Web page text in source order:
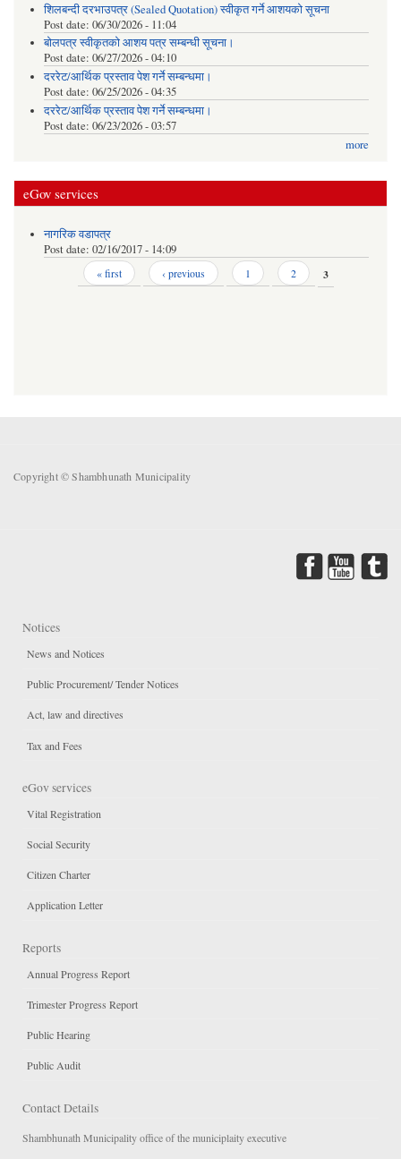
शिलबन्दी दरभाउपत्र (Sealed Quotation) स्वीकृत गर्ने आशयको सूचना
Post date: 06/30/2026 - 11:04
बोलपत्र स्वीकृतको आशय पत्र सम्बन्धी सूचना।
Post date: 06/27/2026 - 04:10
दररेट/आर्थिक प्रस्ताव पेश गर्ने सम्बन्धमा।
Post date: 06/25/2026 - 04:35
दररेट/आर्थिक प्रस्ताव पेश गर्ने सम्बन्धमा।
Post date: 06/23/2026 - 03:57
more
eGov services
नागरिक वडापत्र
Post date: 02/16/2017 - 14:09
« first ‹ previous 1 2 3
Copyright © Shambhunath Municipality
Notices
News and Notices
Public Procurement/ Tender Notices
Act, law and directives
Tax and Fees
eGov services
Vital Registration
Social Security
Citizen Charter
Application Letter
Reports
Annual Progress Report
Trimester Progress Report
Public Hearing
Public Audit
Contact Details
Shambhunath Municipality office of the municiplaity executive